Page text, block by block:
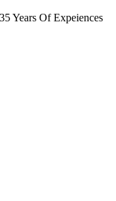
Years Of Expeiences